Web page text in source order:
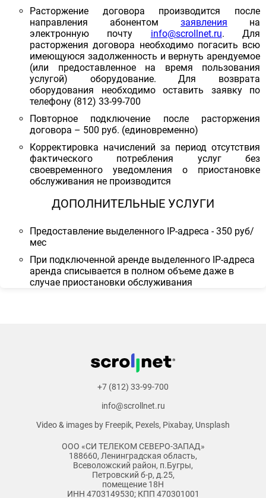
Расторжение договора производится после
направления абонентом заявления на
электронную почту info@scrollnet.ru. Для
расторжения договора необходимо погасить всю
имеющуюся задолженность и вернуть арендуемое
(или предоставленное на время пользования
услугой) оборудование. Для возврата
оборудования необходимо оставить заявку по
телефону (812) 33-99-700
Повторное подключение после расторжения
договора – 500 руб. (единовременно)
Корректировка начислений за период отсутствия
фактического потребления услуг без
своевременного уведомления о приостановке
обслуживания не производится
ДОПОЛНИТЕЛЬНЫЕ УСЛУГИ
Предоставление выделенного IP-адреса - 350 руб/
мес
При подключенной аренде выделенного IP-адреса
аренда списывается в полном объеме даже в
случае приостановки обслуживания
+7 (812) 33-99-700
info@scrollnet.ru
Video & images by Freepik, Pexels, Pixabay, Unsplash
ООО «СИ ТЕЛЕКОМ СЕВЕРО-ЗАПАД»
188660, Ленинградская область,
Всеволожский район, п.Бугры,
Петровский б-р, д.25,
помещение 18Н
ИНН 4703149530; КПП 470301001